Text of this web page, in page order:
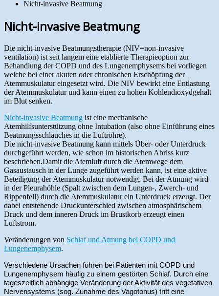
Nicht-invasive Beatmung
Nicht-invasive Beatmung
Die nicht-invasive Beatmungstherapie (NIV=non-invasive
ventilation) ist seit langem eine etablierte Therapieoption zur
Behandlung der COPD und des Lungenemphysems bei vorliegen
welche bei einer akuten oder chronischen Erschöpfung der
Atemmuskulatur eingesetzt wird. Die NIV bewirkt eine Entlastung
der Atemmuskulatur und kann einen zu hohen Kohlendioxydgehalt
im Blut senken.
Nicht-invasive Beatmung ist eine mechanische
Atemhilfsunterstützung ohne Intubation (also ohne Einführung eines
Beatmungsschlauches in die Luftröhre).
Die nicht-invasive Beatmung kann mittels Über- oder Unterdruck
durchgeführt werden, wie schon im historischen Abriss kurz
beschrieben.Damit die Atemluft durch die Atemwege dem
Gasaustausch in der Lunge zugeführt werden kann, ist eine aktive
Beteiligung der Atemmuskulatur notwendig. Bei der Atmung wird
in der Pleurahöhle (Spalt zwischen dem Lungen-, Zwerch- und
Rippenfell) durch die Atemmuskulatur ein Unterdruck erzeugt. Der
dabei entstehende Druckunterschied zwischen atmosphärischem
Druck und dem inneren Druck im Brustkorb erzeugt einen
Luftstrom.
Veränderungen von Schlaf und Atmung bei COPD und
Lungenemphysem.
Verschiedene Ursachen führen bei Patienten mit COPD und
Lungenemphysem häufig zu einem gestörten Schlaf. Durch eine
tageszeitlich abhängige Veränderung der Aktivität des vegetativen
Nervensystems (sog. Zunahme des Vagotonus) tritt eine